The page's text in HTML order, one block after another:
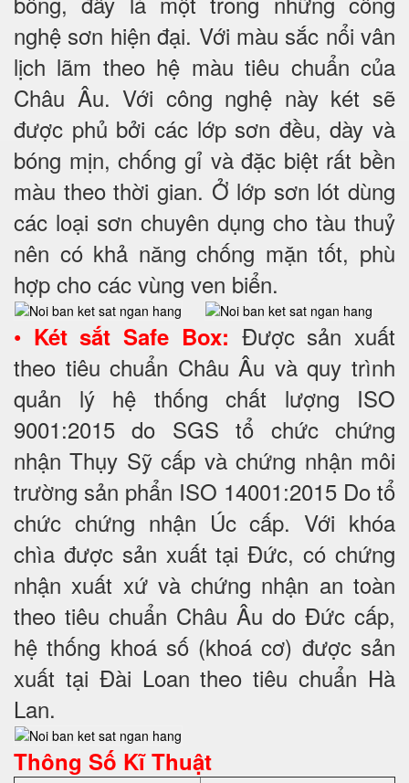
nghệ sơn hiện đại. Với màu sắc nổi vân
lịch lãm theo hệ màu tiêu chuẩn của
Châu Âu. Với công nghệ này két sẽ
được phủ bởi các lớp sơn đều, dày và
bóng mịn, chống gỉ và đặc biệt rất bền
màu theo thời gian. Ở lớp sơn lót dùng
các loại sơn chuyên dụng cho tàu thuỷ
nên có khả năng chống mặn tốt, phù
hợp cho các vùng ven biển.
• Két sắt Safe Box: Được sản xuất
theo tiêu chuẩn Châu Âu và quy trình
quản lý hệ thống chất lượng ISO
9001:2015 do SGS tổ chức chứng
nhận Thụy Sỹ cấp và chứng nhận môi
trường sản phẩn ISO 14001:2015 Do tổ
chức chứng nhận Úc cấp. Với khóa
chìa được sản xuất tại Đức, có chứng
nhận xuất xứ và chứng nhận an toàn
theo tiêu chuẩn Châu Âu do Đức cấp,
hệ thống khoá số (khoá cơ) được sản
xuất tại Đài Loan theo tiêu chuẩn Hà
Lan.
Thông Số Kĩ Thuật